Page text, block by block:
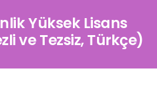
Yüksek Lisans
ve Tezsiz, Türkçe)